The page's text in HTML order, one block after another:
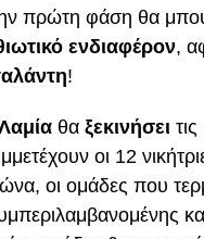
πρώτη φάση θα
ενδιαφέρον,
!
θα ξεκινήσει τις
οι 12
οι ομάδες που